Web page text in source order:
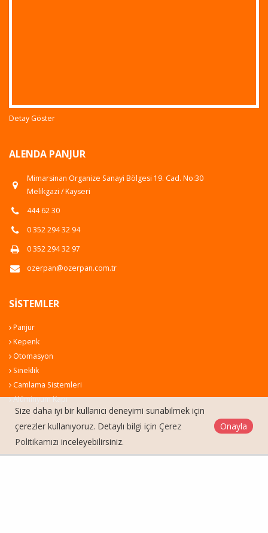
Detay Göster
ALENDA PANJUR
Mimarsinan Organize Sanayi Bölgesi 19. Cad. No:30
Melikgazi / Kayseri
444 62 30
0 352 294 32 94
0 352 294 32 97
ozerpan@ozerpan.com.tr
SISTEMLER
Panjur
Kepenk
Otomasyon
Sineklik
Camlama Sistemleri
Alüminyum Kapı
Size daha iyi bir kullanıcı deneyimi sunabilmek için
çerezler kullanıyoruz. Detaylı bilgi için Çerez
Politikamızı inceleyebilirsiniz.
Onayla